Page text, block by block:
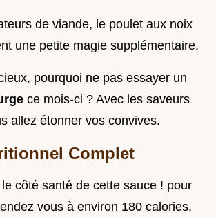
de viande, le poulet aux noix
une petite magie supplémentaire.
pourquoi ne pas essayer un
ce mois-ci ? Avec les saveurs
allez étonner vos convives.
Complet
le côté santé de cette sauce ! pour
vous à environ 180 calories,